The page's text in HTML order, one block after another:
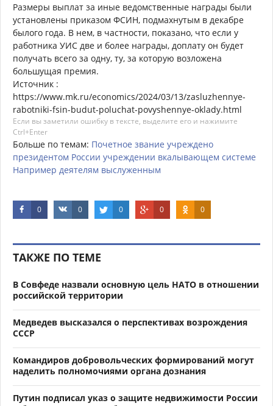
Размеры выплат за иные ведомственные награды были
установлены приказом ФСИН, подмахнутым в декабре
былого года. В нем, в частности, показано, что если у
работника УИС две и более награды, доплату он будет
получать всего за одну, ту, за которую возложена
большущая премия.
Источник :
https://www.mk.ru/economics/2024/03/13/zasluzhennye-
rabotniki-fsin-budut-poluchat-povyshennye-oklady.html
Если вы заметили ошибку в тексте, выделите его и нажимите
Ctrl+Enter
Больше по темам: Почетное звание учреждено
президентом России учреждении вкалывающем системе
Например деятелям выслуженным
0 0 0 0 0
ТАКЖЕ ПО ТЕМЕ
В Совфеде назвали основную цель НАТО в отношении
российской территории
Медведев высказался о перспективах возрождения
СССР
Командиров добровольческих формирований могут
наделить полномочиями органа дознания
Путин подписал указ о защите недвижимости России